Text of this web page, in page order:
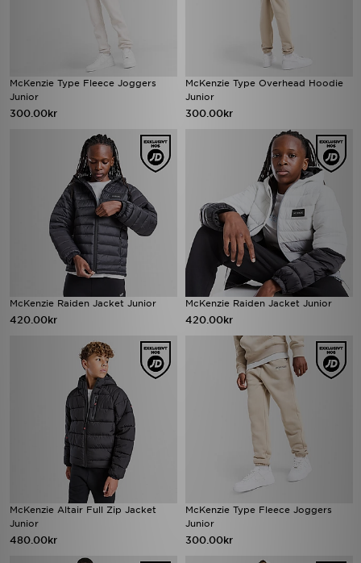
McKenzie Type Fleece Joggers
Junior
300.00kr
McKenzie Type Overhead Hoodie
Junior
300.00kr
McKenzie Raiden Jacket Junior
420.00kr
McKenzie Raiden Jacket Junior
420.00kr
McKenzie Altair Full Zip Jacket
Junior
480.00kr
McKenzie Type Fleece Joggers
Junior
300.00kr